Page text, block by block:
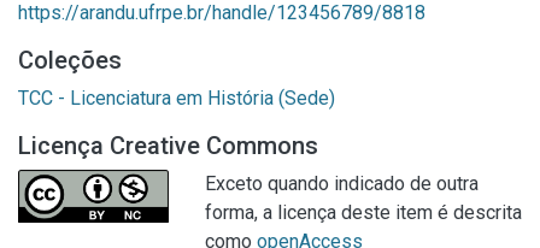
https://arandu.ufrpe.br/handle/123456789/8818
Coleções
TCC - Licenciatura em História (Sede)
Licença Creative Commons
Exceto quando indicado de outra
forma, a licença deste item é descrita
como openAccess